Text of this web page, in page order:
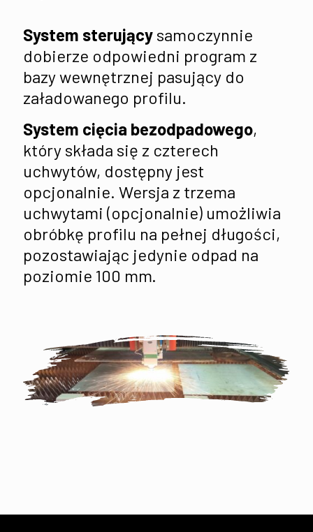
System sterujący samoczynnie
dobierze odpowiedni program z
bazy wewnętrznej pasujący do
załadowanego profilu.
System cięcia bezodpadowego,
który składa się z czterech
uchwytów, dostępny jest
opcjonalnie. Wersja z trzema
uchwytami (opcjonalnie) umożliwia
obróbkę profilu na pełnej długości,
pozostawiając jedynie odpad na
poziomie 100 mm.